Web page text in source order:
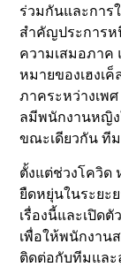
ร่วมกันและการ
สำคัญประการห
ความเสมอภาค
หมายของเฮงเ
ภาคระหว่างเพศ
ลมีพนักงานหญิง
ขณะเดียวกัน ที
ตั้งแต่ช่วงโควิด
ยืดหยุ่นในระยะ
เรื่องนี้และเปิด
เพื่อให้พนักงาน
ติดต่อกับทีมและ